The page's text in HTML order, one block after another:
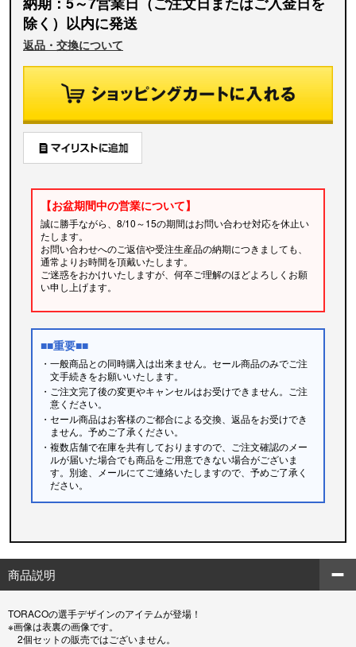
除く）以内に発送
返品・交換について
【お盆期間中の営業について】
誠に勝手ながら、8/10～15の期間はお問い合わせ対応を休止い
たします。
お問い合わせへのご返信や受注生産品の納期につきましても、
通常よりお時間を頂戴いたします。
ご迷惑をおかけいたしますが、何卒ご理解のほどよろしくお願
い申し上げます。
■■重要■■
・一般商品との同時購入は出来ません。セール商品のみでご注
文手続きをお願いいたします。
・ご注文完了後の変更やキャンセルはお受けできません。ご注
意ください。
・セール商品はお客様のご都合による交換、返品をお受けでき
ません。予めご了承ください。
・複数店舗で在庫を共有しておりますので、ご注文確認のメー
ルが届いた場合でも商品をご用意できない場合がございま
す。別途、メールにてご連絡いたしますので、予めご了承く
ださい。
商品説明
TORACOの選手デザインのアイテムが登場！
※画像は表裏の画像です。
2個セットの販売ではございません。